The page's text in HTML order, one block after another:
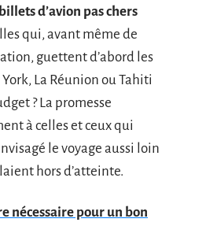
billets d’avion pas chers
qui, avant même de
guettent d’abord les
La Réunion ou Tahiti
? La promesse
à celles et ceux qui
le voyage aussi loin
hors d’atteinte.
nécessaire pour un bon